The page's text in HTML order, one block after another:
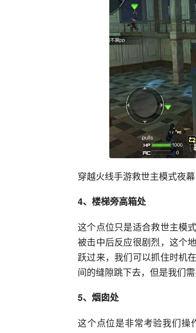
穿越火线手游救世主模式夜
4、楼梯旁高箱处
这个点位只是适合救世主模
被击中后反应很剧烈，这个
跃过来，我们可以抓住时机
间的缝隙跳下去，但是我们
5、烟囱处
这个点位是非常考验我们操